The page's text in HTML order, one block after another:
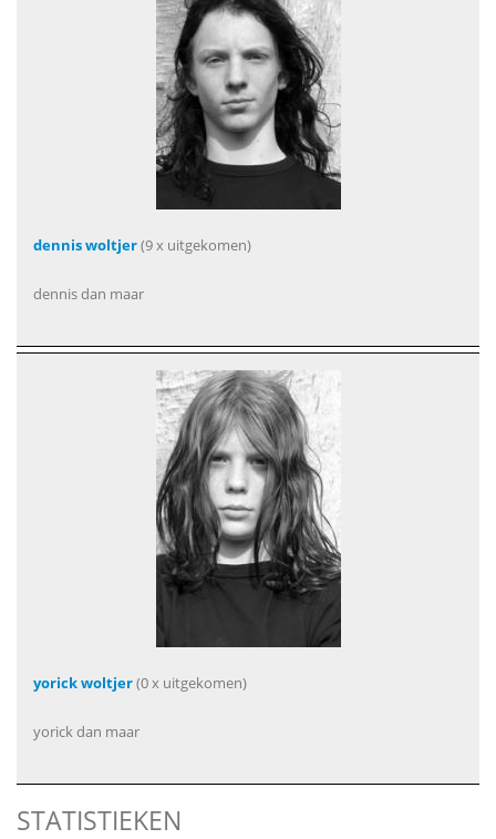
dennis woltjer(9 x uitgekomen)
dennis dan maar
yorick woltjer(0 x uitgekomen)
yorick dan maar
STATISTIEKEN